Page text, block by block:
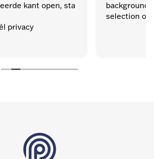
backgrounds. Nice bar area with
selection of beers. Quality!